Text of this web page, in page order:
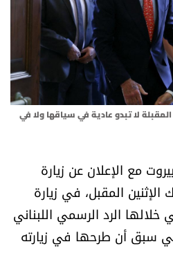
لا تبدو عادية في سياقها ولا في
مع الإعلان عن زيارة
المقبل، في زيارة
الرد الرسمي اللبناني
سبق أن طرحها في زيارته